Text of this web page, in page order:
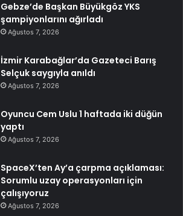
Gebze’de Başkan Büyükgöz YKS
şampiyonlarını ağırladı
Ağustos 7, 2026
İzmir Karabağlar’da Gazeteci Barış
Selçuk saygıyla anıldı
Ağustos 7, 2026
Oyuncu Cem Uslu 1 haftada iki düğün
yaptı
Ağustos 7, 2026
SpaceX’ten Ay’a çarpma açıklaması:
Sorumlu uzay operasyonları için
çalışıyoruz
Ağustos 7, 2026